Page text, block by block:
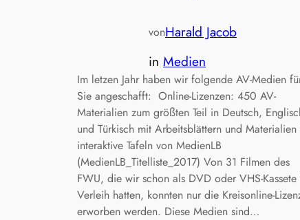
vonHarald Jacob
in Medien
Im letzen Jahr haben wir folgende AV-Medien
Sie angeschafft: Online-Lizenzen: 450 AV-
Materialien zum größten Teil in Deutsch,
und Türkisch mit Arbeitsblättern und
interaktive Tafeln von MedienLB
(MedienLB_Titelliste_2017) Von 31 Filmen des
FWU, die wir schon als DVD oder VHS-
Verleih hatten, konnten nur die Kreisonline-
erworben werden. Diese Medien sind…